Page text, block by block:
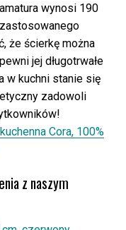
wynosi 190
że ścierkę można
jej długotrwałe
w kuchni stanie się
zadowoli
Cora, 100%
z naszym